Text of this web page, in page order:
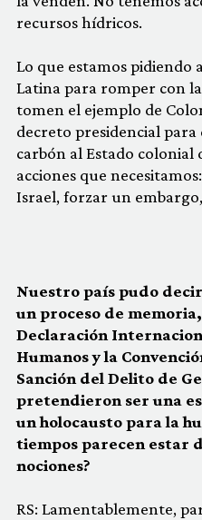
recursos hídricos.
Lo que estamos pidiendo
Latina para romper con
tomen el ejemplo de
decreto presidencial
carbón al Estado colonial
acciones que
Israel, forzar un
Nuestro país pudo
un proceso de
Declaración
Humanos y la
Sanción del Delito de
pretendieron ser una
un holocausto para la
tiempos parecen estar
nociones?
RS: Lamentablemente,